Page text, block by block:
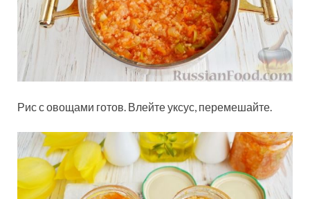
Рис с овощами готов. Влейте уксус, перемешайте.